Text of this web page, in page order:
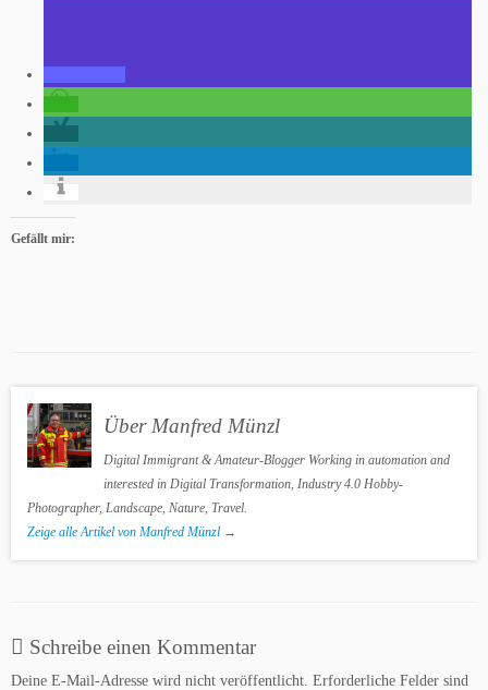
Gefällt mir:
Über Manfred Münzl
Digital Immigrant & Amateur-Blogger Working in automation and
interested in Digital Transformation, Industry 4.0 Hobby-
Photographer, Landscape, Nature, Travel.
Zeige alle Artikel von Manfred Münzl →
Schreibe einen Kommentar
Deine E-Mail-Adresse wird nicht veröffentlicht. Erforderliche Felder sind